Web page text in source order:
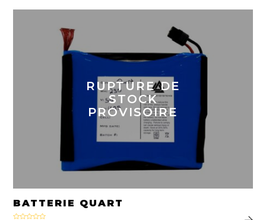
RUPTURE DE
STOCK
PROVISOIRE
BATTERIE QUART